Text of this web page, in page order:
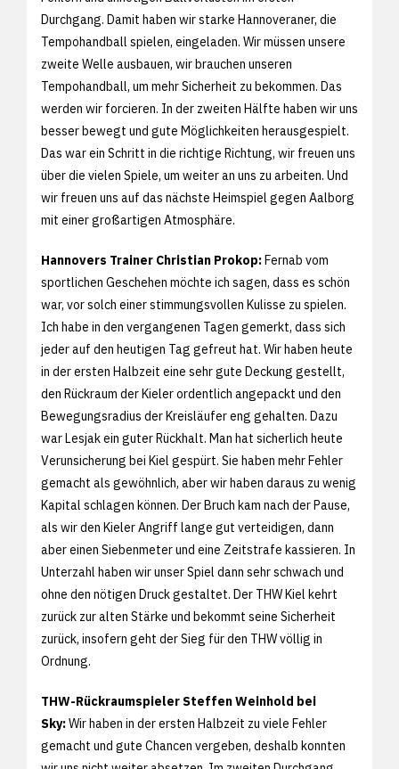
Durchgang. Damit haben wir starke Hannoveraner, die
Tempohandball spielen, eingeladen. Wir müssen unsere
zweite Welle ausbauen, wir brauchen unseren
Tempohandball, um mehr Sicherheit zu bekommen. Das
werden wir forcieren. In der zweiten Hälfte haben wir uns
besser bewegt und gute Möglichkeiten herausgespielt.
Das war ein Schritt in die richtige Richtung, wir freuen uns
über die vielen Spiele, um weiter an uns zu arbeiten. Und
wir freuen uns auf das nächste Heimspiel gegen Aalborg
mit einer großartigen Atmosphäre.
Hannovers Trainer Christian Prokop:Fernab vom
sportlichen Geschehen möchte ich sagen, dass es schön
war, vor solch einer stimmungsvollen Kulisse zu spielen.
Ich habe in den vergangenen Tagen gemerkt, dass sich
jeder auf den heutigen Tag gefreut hat. Wir haben heute
in der ersten Halbzeit eine sehr gute Deckung gestellt,
den Rückraum der Kieler ordentlich angepackt und den
Bewegungsradius der Kreisläufer eng gehalten. Dazu
war Lesjak ein guter Rückhalt. Man hat sicherlich heute
Verunsicherung bei Kiel gespürt. Sie haben mehr Fehler
gemacht als gewöhnlich, aber wir haben daraus zu wenig
Kapital schlagen können. Der Bruch kam nach der Pause,
als wir den Kieler Angriff lange gut verteidigen, dann
aber einen Siebenmeter und eine Zeitstrafe kassieren. In
Unterzahl haben wir unser Spiel dann sehr schwach und
ohne den nötigen Druck gestaltet. Der THW Kiel kehrt
zurück zur alten Stärke und bekommt seine Sicherheit
zurück, insofern geht der Sieg für den THW völlig in
Ordnung.
THW-Rückraumspieler Steffen Weinhold bei
Sky:Wir haben in der ersten Halbzeit zu viele Fehler
gemacht und gute Chancen vergeben, deshalb konnten